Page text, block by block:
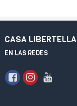
CASA LIBERTELLA
EN LAS REDES